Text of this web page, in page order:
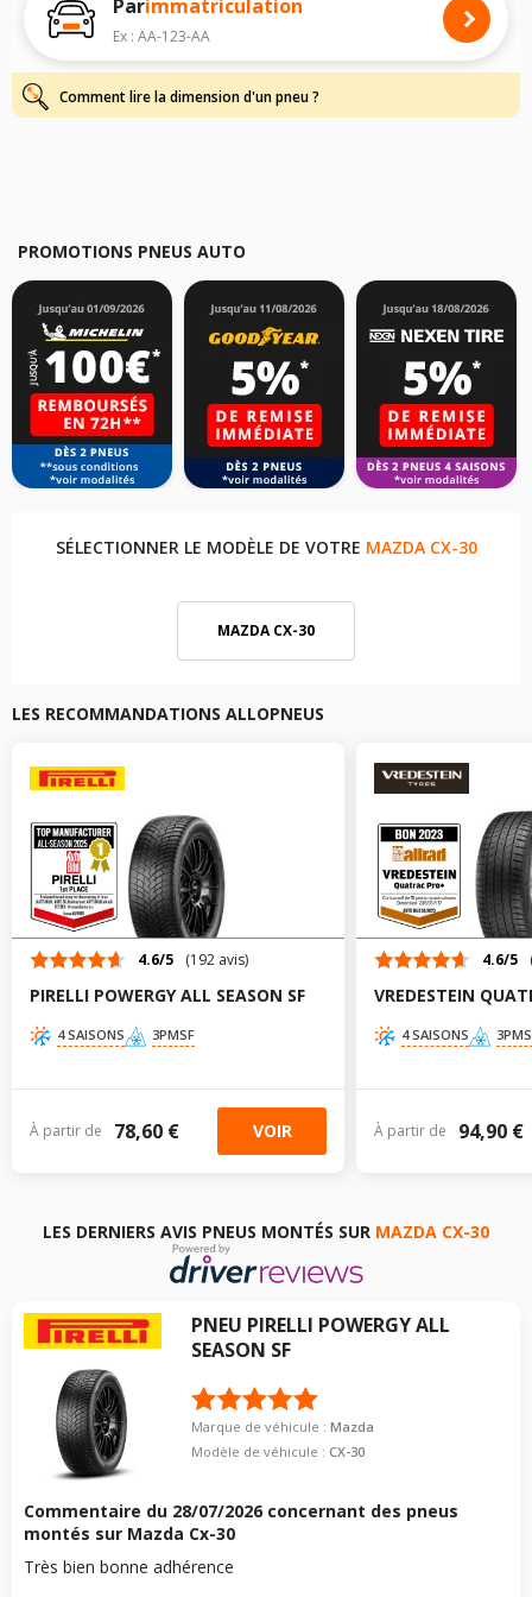
Pour cela, veuillez sélectionner le modèle de votre véhicule ci-dessous :
Les résultats de votre recherche sont donnés à titre indicatif. Il est
fortement recommandé de vérifier en amont la dimension des pneus
montés sur votre véhicule, sans oublier les indices de charge et de
vitesse, indispensables pour que votre dimension soit complète.
Parimmatriculation
Ex : AA-123-AA
Comment lire la dimension d'un pneu ?
PROMOTIONS PNEUS AUTO
SÉLECTIONNER LE MODÈLE DE VOTRE MAZDA CX-30
MAZDA CX-30
LES RECOMMANDATIONS ALLOPNEUS
4.6/5 (192 avis)
PIRELLI POWERGY ALL SEASON SF
4 SAISONS 3PMSF
À partir de 78,60 € VOIR
4.6/5
VREDESTEIN
4 SAISONS
À partir de 94,90 €
LES DERNIERS AVIS PNEUS MONTÉS SUR MAZDA CX-30
PNEU PIRELLI POWERGY ALL
SEASON SF
Marque de véhicule : Mazda
Modèle de véhicule : CX-30
Commentaire du 28/07/2026 concernant des pneus
montés sur Mazda Cx-30
Très bien bonne adhérence